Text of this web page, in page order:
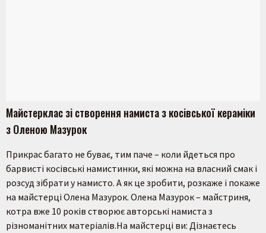
Майстерклас зі створення намиста з косівської кераміки
з Оленою Мазурок
Прикрас багато не буває, тим паче – коли йдеться про
барвисті косівські намистинки, які можна на власний смак і
розсуд зібрати у намисто. А як це зробити, розкаже і покаже
на майстерці Олена Мазурок. Олена Мазурок – майстриня,
котра вже 10 років створює авторські намиста з
різноманітних матеріалів.На майстерці ви: Дізнаєтесь